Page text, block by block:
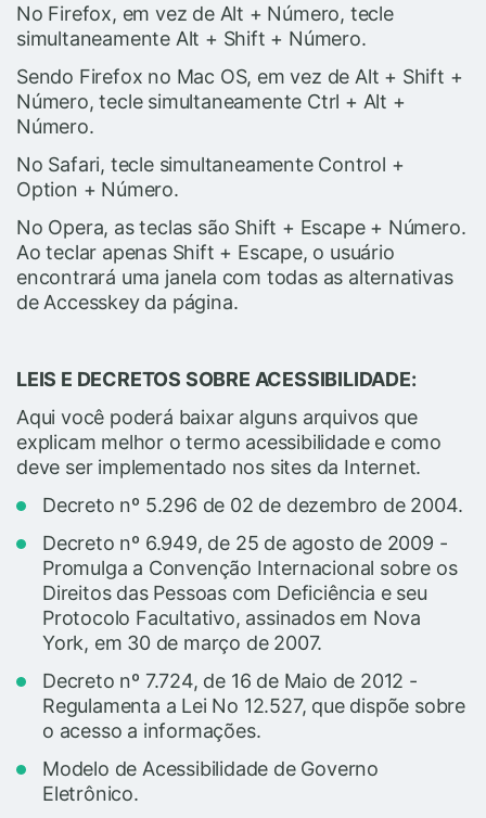
No Firefox, em vez de Alt + Número, tecle
simultaneamente Alt + Shift + Número.
Sendo Firefox no Mac OS, em vez de Alt + Shift +
Número, tecle simultaneamente Ctrl + Alt +
Número.
No Safari, tecle simultaneamente Control +
Option + Número.
No Opera, as teclas são Shift + Escape + Número.
Ao teclar apenas Shift + Escape, o usuário
encontrará uma janela com todas as alternativas
de Accesskey da página.
LEIS E DECRETOS SOBRE ACESSIBILIDADE:
Aqui você poderá baixar alguns arquivos que
explicam melhor o termo acessibilidade e como
deve ser implementado nos sites da Internet.
Decreto nº 5.296 de 02 de dezembro de 2004.
Decreto nº 6.949, de 25 de agosto de 2009 -
Promulga a Convenção Internacional sobre os
Direitos das Pessoas com Deficiência e seu
Protocolo Facultativo, assinados em Nova
York, em 30 de março de 2007.
Decreto nº 7.724, de 16 de Maio de 2012 -
Regulamenta a Lei No 12.527, que dispõe sobre
o acesso a informações.
Modelo de Acessibilidade de Governo
Eletrônico.